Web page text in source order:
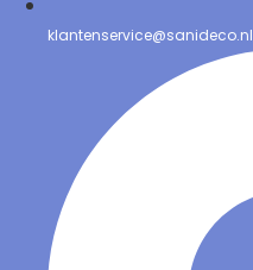
klantenservice@sanideco.nl